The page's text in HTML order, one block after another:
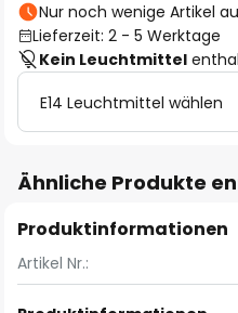
Nur noch wenige Artikel
Lieferzeit: 2 - 5 Werktage
Kein Leuchtmittel
E14 Leuchtmittel wählen
Ähnliche Produkte
Produktinformationen
Artikel Nr.: